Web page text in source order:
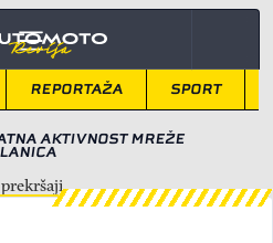
REPORTAŽA SPORT
AKTIVNOST MREŽE